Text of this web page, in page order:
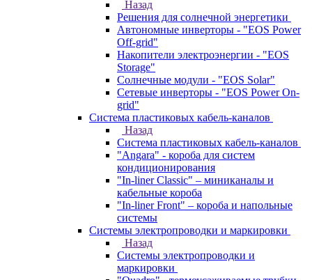
Назад
Решения для солнечной энергетики
Автономные инверторы - "EOS Power
Off-grid"
Накопители электроэнергии - "EOS
Storage"
Солнечные модули - "EOS Solar"
Сетевые инверторы - "EOS Power On-
grid"
Система пластиковых кабель-каналов
Назад
Система пластиковых кабель-каналов
"Angara" - короба для систем
кондиционирования
"In-liner Classic" – миниканалы и
кабельные короба
"In-liner Front" – короба и напольные
системы
Системы электропроводки и маркировки
Назад
Системы электропроводки и
маркировки